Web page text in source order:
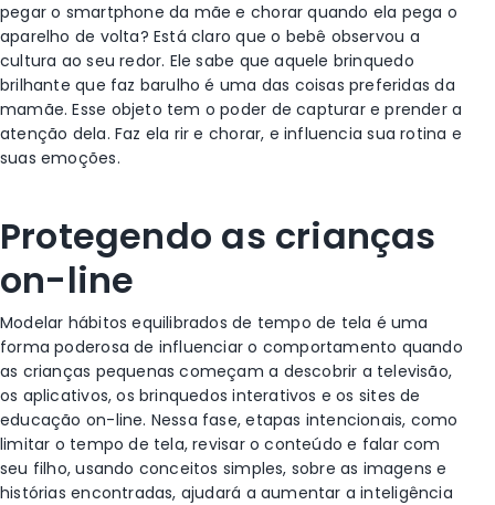
pegar o smartphone da mãe e chorar quando ela pega o
aparelho de volta? Está claro que o bebê observou a
cultura ao seu redor. Ele sabe que aquele brinquedo
brilhante que faz barulho é uma das coisas preferidas da
mamãe. Esse objeto tem o poder de capturar e prender a
atenção dela. Faz ela rir e chorar, e influencia sua rotina e
suas emoções.
Protegendo as crianças
on-line
Modelar hábitos equilibrados de tempo de tela é uma
forma poderosa de influenciar o comportamento quando
as crianças pequenas começam a descobrir a televisão,
os aplicativos, os brinquedos interativos e os sites de
educação on-line. Nessa fase, etapas intencionais, como
limitar o tempo de tela, revisar o conteúdo e falar com
seu filho, usando conceitos simples, sobre as imagens e
histórias encontradas, ajudará a aumentar a inteligência